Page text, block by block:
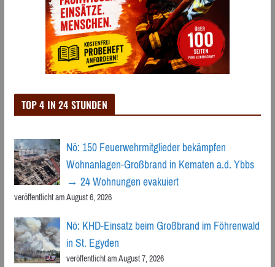
TOP 4 IN 24 STUNDEN
Nö: 150 Feuerwehrmitglieder bekämpfen
Wohnanlagen-Großbrand in Kematen a.d. Ybbs
→ 24 Wohnungen evakuiert
veröffentlicht am August 6, 2026
Nö: KHD-Einsatz beim Großbrand im Föhrenwald
in St. Egyden
veröffentlicht am August 7, 2026